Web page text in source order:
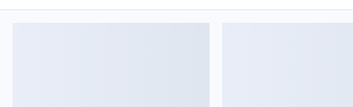
Supermax, Bilgeri.....)